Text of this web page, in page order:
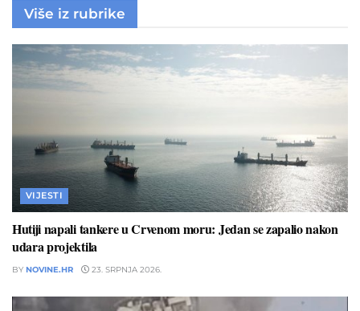
Više iz rubrike
VIJESTI
Hutiji napali tankere u Crvenom moru: Jedan se zapalio nakon
udara projektila
BY NOVINE.HR 23. SRPNJA 2026.